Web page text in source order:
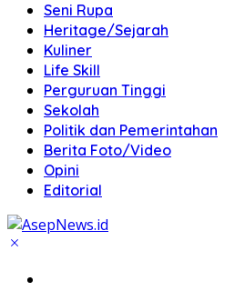
Seni Rupa
Heritage/Sejarah
Kuliner
Life Skill
Perguruan Tinggi
Sekolah
Politik dan Pemerintahan
Berita Foto/Video
Opini
Editorial